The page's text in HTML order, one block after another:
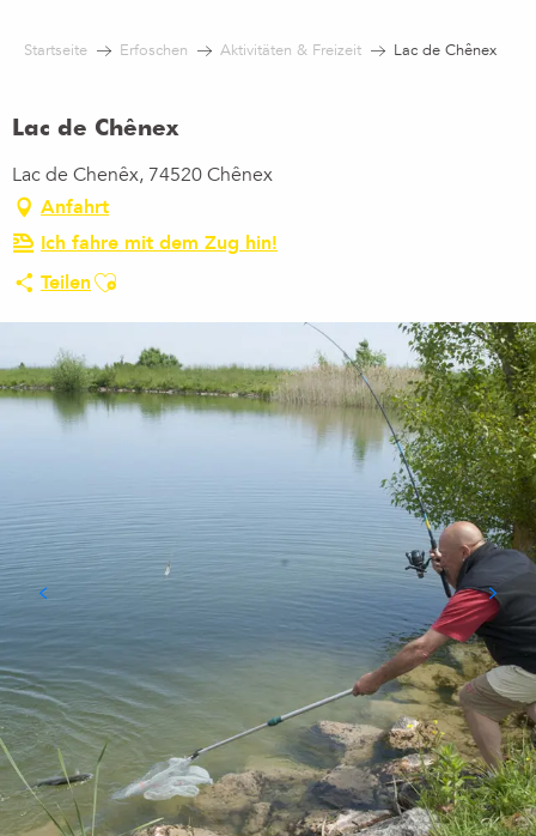
Startseite Erfoschen Aktivitäten & Freizeit Lac de Chênex
Lac de Chênex
Lac de Chenêx, 74520 Chênex
Anfahrt
Ich fahre mit dem Zug hin!
TeilenAjouter aux favoris